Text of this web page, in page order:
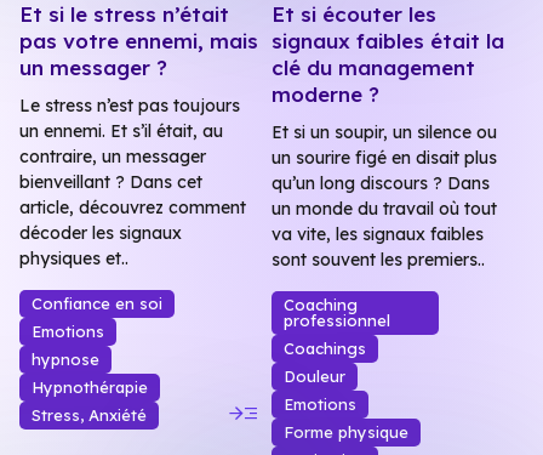
Et si le stress n’était
pas votre ennemi, mais
un messager ?
Le stress n’est pas toujours
un ennemi. Et s’il était, au
contraire, un messager
bienveillant ? Dans cet
article, découvrez comment
décoder les signaux
physiques et..
Confiance en soi
Emotions
hypnose
Hypnothérapie
Stress, Anxiété
read_more
Et si écouter les
signaux faibles était la
clé du management
moderne ?
Et si un soupir, un silence ou
un sourire figé en disait plus
qu’un long discours ? Dans
un monde du travail où tout
va vite, les signaux faibles
sont souvent les premiers..
Coaching
professionnel
Coachings
Douleur
Emotions
Forme physique